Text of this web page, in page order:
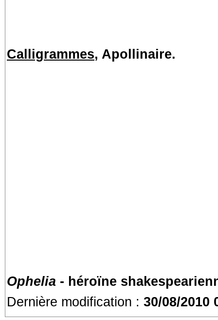
Calligrammes, Apollinaire.
Ophelia - héroïne
Dernière modification : 30/08/2010